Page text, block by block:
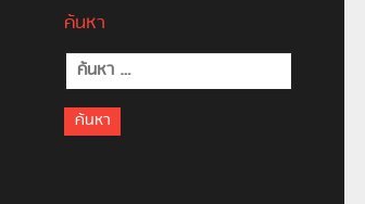
ค้นหา
ค้นหา
สำหรับ: